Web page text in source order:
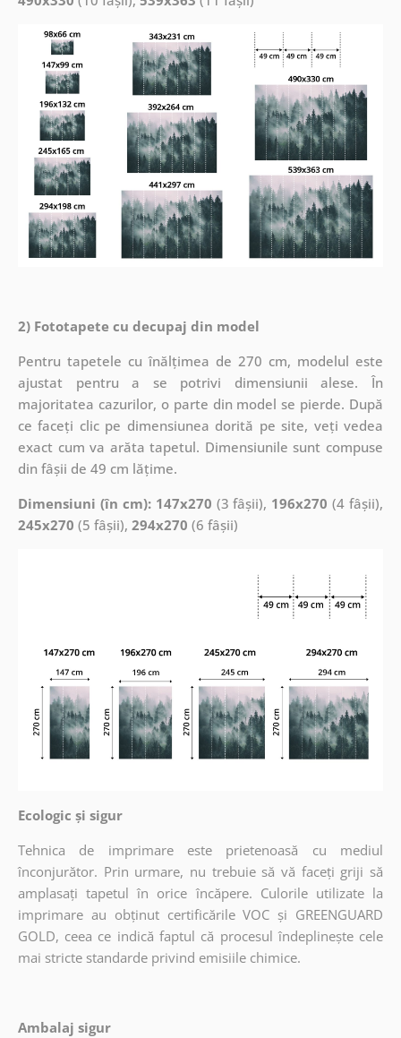
2) Fototapete cu decupaj din model
Pentru tapetele cu înălțimea de 270 cm, modelul este
ajustat pentru a se potrivi dimensiunii alese. În
majoritatea cazurilor, o parte din model se pierde. După
ce faceți clic pe dimensiunea dorită pe site, veți vedea
exact cum va arăta tapetul. Dimensiunile sunt compuse
din fâșii de 49 cm lățime.
Dimensiuni (în cm): 147x270 (3 fâșii), 196x270 (4 fâșii),
245x270 (5 fâșii), 294x270 (6 fâșii)
Ecologic și sigur
Tehnica de imprimare este prietenoasă cu mediul
înconjurător. Prin urmare, nu trebuie să vă faceți griji să
amplasați tapetul în orice încăpere. Culorile utilizate la
imprimare au obținut certificările VOC și GREENGUARD
GOLD, ceea ce indică faptul că procesul îndeplinește cele
mai stricte standarde privind emisiile chimice.
Ambalaj sigur